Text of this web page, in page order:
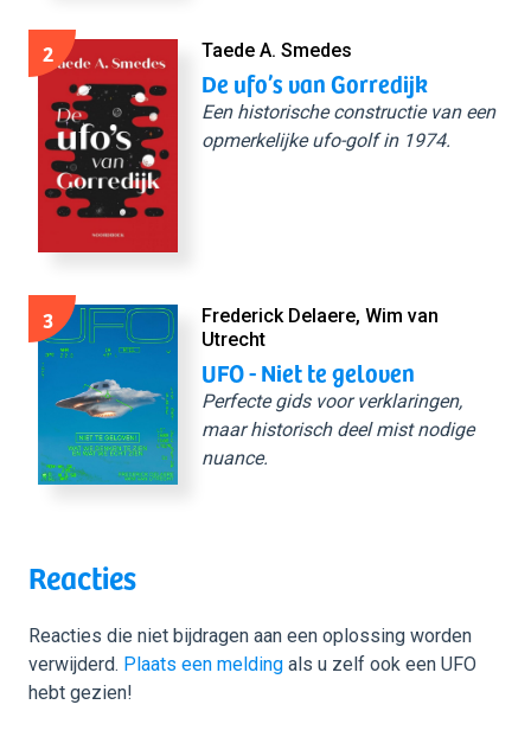
2 Taede A. Smedes
De ufo’s van Gorredijk
Een historische constructie van een
opmerkelijke ufo-golf in 1974.
3
Frederick Delaere, Wim van
Utrecht
UFO - Niet te geloven
Perfecte gids voor verklaringen,
maar historisch deel mist nodige
nuance.
Reacties
Reacties die niet bijdragen aan een oplossing worden
verwijderd. Plaats een melding als u zelf ook een UFO
hebt gezien!